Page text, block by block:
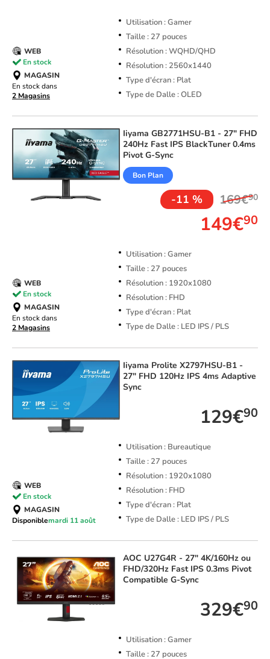
Utilisation : Gamer
Taille : 27 pouces
Résolution : WQHD/QHD
Résolution : 2560x1440
Type d'écran : Plat
Type de Dalle : OLED
WEB
En stock
MAGASIN
En stock dans
2 Magasins
Iiyama GB2771HSU-B1 - 27" FHD
240Hz Fast IPS BlackTuner 0.4ms
Pivot G-Sync
Bon Plan
-11 % 169€90
149€90
Utilisation : Gamer
Taille : 27 pouces
Résolution : 1920x1080
Résolution : FHD
Type d'écran : Plat
Type de Dalle : LED IPS / PLS
WEB
En stock
MAGASIN
En stock dans
2 Magasins
Iiyama Prolite X2797HSU-B1 -
27" FHD 120Hz IPS 4ms Adaptive
Sync
129€90
Utilisation : Bureautique
Taille : 27 pouces
Résolution : 1920x1080
Résolution : FHD
Type d'écran : Plat
Type de Dalle : LED IPS / PLS
WEB
En stock
MAGASIN
Disponiblemardi 11 août
AOC U27G4R - 27" 4K/160Hz ou
FHD/320Hz Fast IPS 0.3ms Pivot
Compatible G-Sync
329€90
Utilisation : Gamer
Taille : 27 pouces